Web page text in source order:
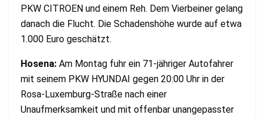
PKW CITROEN und einem Reh. Dem Vierbeiner gelang
danach die Flucht. Die Schadenshöhe wurde auf etwa
1.000 Euro geschätzt.
Hosena: Am Montag fuhr ein 71-jähriger Autofahrer
mit seinem PKW HYUNDAI gegen 20:00 Uhr in der
Rosa-Luxemburg-Straße nach einer
Unaufmerksamkeit und mit offenbar unangepasster